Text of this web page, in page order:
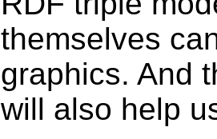
themselves
graphics. And
will also help